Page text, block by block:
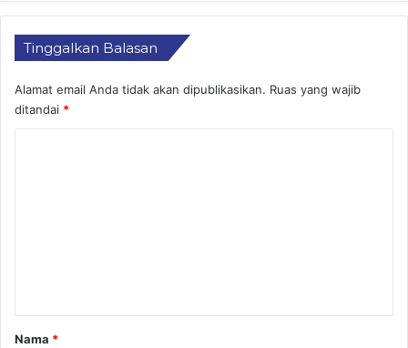
Tinggalkan Balasan
Alamat email Anda tidak akan dipublikasikan. Ruas yang wajib
ditandai *
r
Nama *